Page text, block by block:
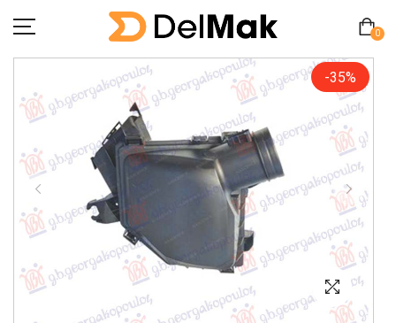
0
O Nama
Pitanja
Kontakt
Zamjena proizvoda
-35%